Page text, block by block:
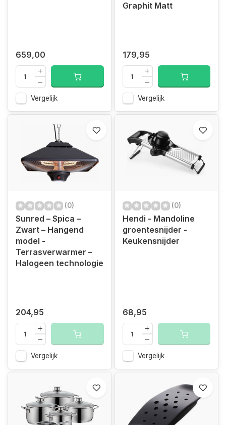
659,00
Vergelijk
Graphit Matt
179,95
Vergelijk
(0)
Sunred – Spica –
Zwart – Hangend
model -
Terrasverwarmer –
Halogeen technologie
204,95
Vergelijk
(0)
Hendi - Mandoline
groentesnijder -
Keukensnijder
68,95
Vergelijk